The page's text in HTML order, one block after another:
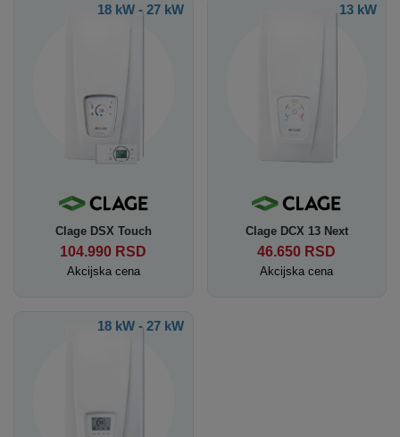
18 kW - 27 kW
Clage DSX Touch
104.990 RSD
Akcijska cena
13 kW
Clage DCX 13 Next
46.650 RSD
Akcijska cena
18 kW - 27 kW